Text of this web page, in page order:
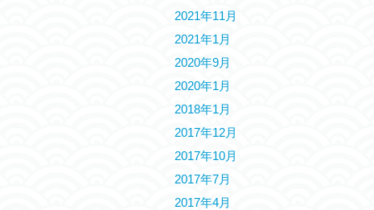
2021年11月
2021年1月
2020年9月
2020年1月
2018年1月
2017年12月
2017年10月
2017年7月
2017年4月